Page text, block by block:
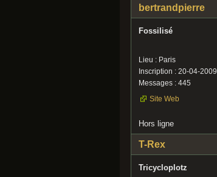
bertrandpierre
Fossilisé
Lieu : Paris
Inscription : 20-04-2009
Messages : 445
Site Web
Hors ligne
T-Rex
Tricycloplotz